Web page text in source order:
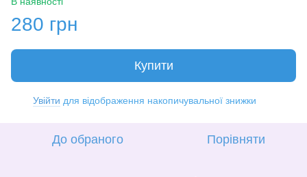
280 грн
Купити
Увійти для відображення накопичувальної знижки
До обраного Порівняти